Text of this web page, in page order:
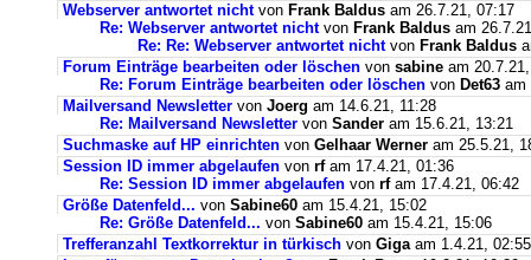
Webserver antwortet nichtvon Frank Baldus am 26.7.21, 07:17
Re: Webserver antwortet nichtvon Frank Baldus am
Re: Re: Webserver antwortet nichtvon Frank Baldus
Forum Einträge bearbeiten oder löschen von sabine am
Re: Forum Einträge bearbeiten oder löschen von Det63 am
Mailversand Newsletter von Joerg am 14.6.21, 11:28
Re: Mailversand Newsletter von Sander am 15.6.21, 13:21
Suchmaske auf HP einrichten von Gelhaar Werner am 25.5.21,
Session ID immer abgelaufen von rfam 17.4.21, 01:36
Re: Session ID immer abgelaufen von rfam 17.4.21, 06:42
Größe Datenfeld... von Sabine60 am 15.4.21, 15:02
Re: Größe Datenfeld... von Sabine60 am 15.4.21, 15:06
Trefferanzahl Textkorrektur in türkisch von Gigaam 1.4.21, 02:55